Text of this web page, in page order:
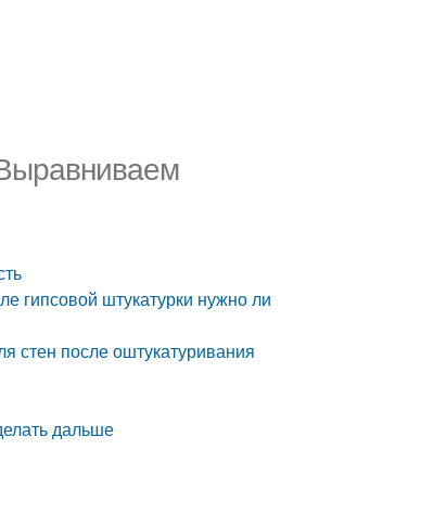
гипсовой штукатурки нужно ли
стен после оштукатуривания
дальше